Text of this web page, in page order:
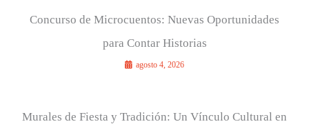
Concurso de Microcuentos: Nuevas Oportunidades
para Contar Historias
agosto 4, 2026
Murales de Fiesta y Tradición: Un Vínculo Cultural en